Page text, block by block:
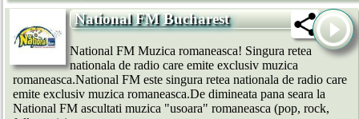
National FM Bucharest
National FM Muzica romaneasca! Singura retea
nationala de radio care emite exclusiv muzica
romaneasca.National FM este singura retea nationala de radio care
emite exclusiv muzica romaneasca.De dimineata pana seara la
National FM ascultati muzica "usoara" romaneasca (pop, rock,